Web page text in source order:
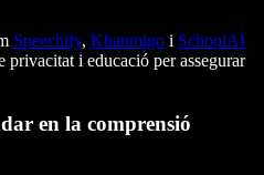
Speechify, Khanmigo i SchoolAI
privacitat i educació per assegurar
en la comprensió